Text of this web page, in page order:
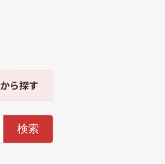
から探す
検索